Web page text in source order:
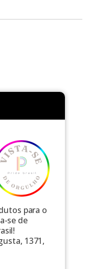
para o
se de
1371,